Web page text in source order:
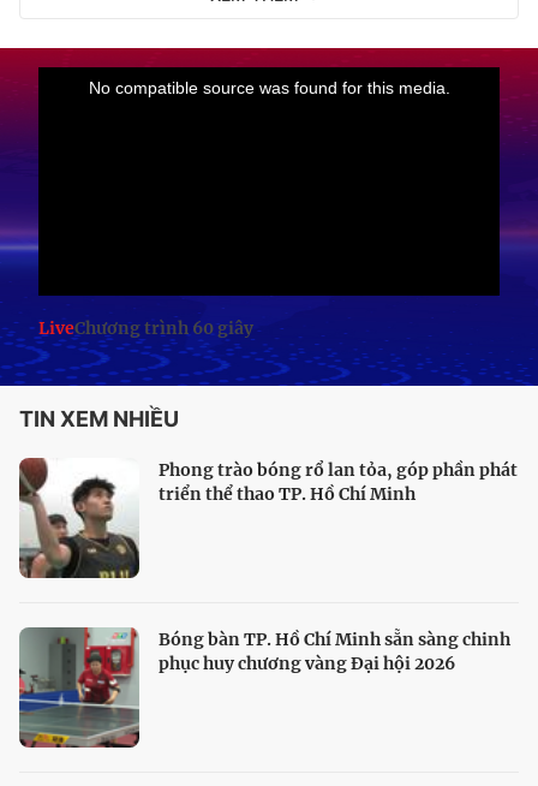
LiveChương trình 60 giây
TIN XEM NHIỀU
Phong trào bóng rổ lan tỏa, góp phần phát
triển thể thao TP. Hồ Chí Minh
Bóng bàn TP. Hồ Chí Minh sẵn sàng chinh
phục huy chương vàng Đại hội 2026